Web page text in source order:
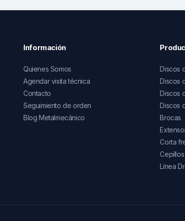
Información
Quienes Somos
Agendar visita técnica
Contacto
Seguimiento de orden
Blog Metalmecánico
Discos
Discos
Discos
Discos
Brocas
Corta
Línea